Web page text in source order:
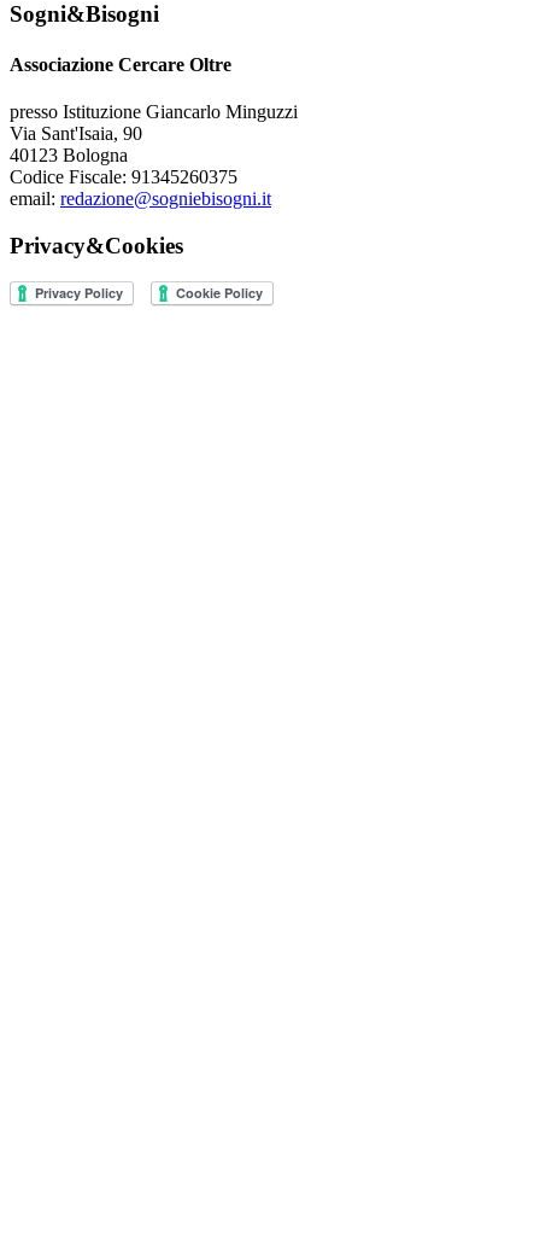
Sogni&Bisogni
Associazione Cercare Oltre
presso Istituzione Giancarlo Minguzzi
Via Sant'Isaia, 90
40123 Bologna
Codice Fiscale: 91345260375
email: redazione@sogniebisogni.it
Privacy&Cookies